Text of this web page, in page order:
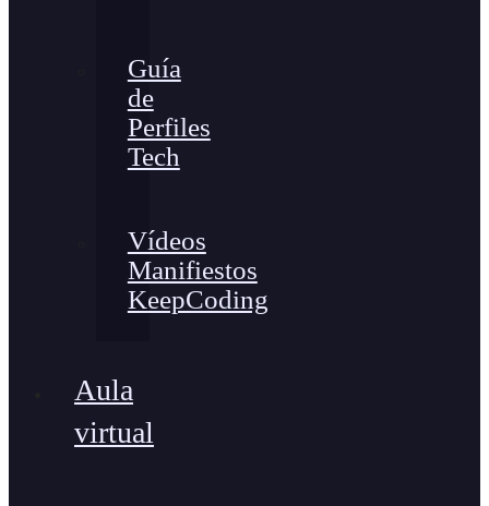
Guía
de
Perfiles
Tech
Vídeos
Manifiestos
KeepCoding
Aula
virtual